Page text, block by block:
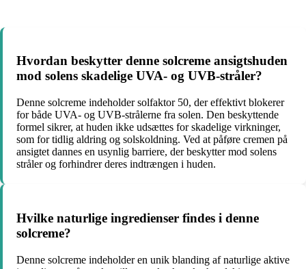
Hvordan beskytter denne solcreme ansigtshuden
mod solens skadelige UVA- og UVB-stråler?
Denne solcreme indeholder solfaktor 50, der effektivt blokerer
for både UVA- og UVB-strålerne fra solen. Den beskyttende
formel sikrer, at huden ikke udsættes for skadelige virkninger,
som for tidlig aldring og solskoldning. Ved at påføre cremen på
ansigtet dannes en usynlig barriere, der beskytter mod solens
stråler og forhindrer deres indtrængen i huden.
Hvilke naturlige ingredienser findes i denne
solcreme?
Denne solcreme indeholder en unik blanding af naturlige aktive